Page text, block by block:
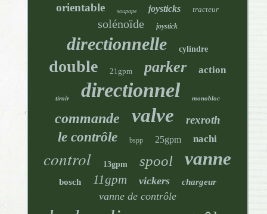
orientable soupape joysticks tracteur
solénoïde joystick
directionnelle cylindre
double 21gpm parker action
tiroir directionnel monobloc
commande valve rexroth
le contrôle bspp 25gpm nachi
control 13gpm spool vanne
bosch 11gpm vickers chargeur
vanne de contrôle